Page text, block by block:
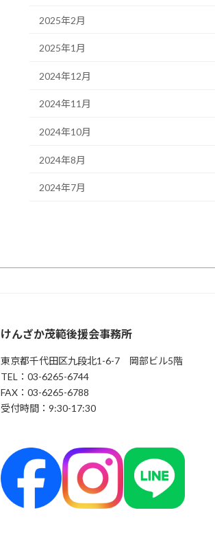
2025年2月
2025年1月
2024年12月
2024年11月
2024年10月
2024年8月
2024年7月
けんざか茂範後援会事務所
東京都千代田区九段北1-6-7 岡部ビル5階
TEL：03-6265-6744
FAX：03-6265-6788
受付時間：9:30-17:30